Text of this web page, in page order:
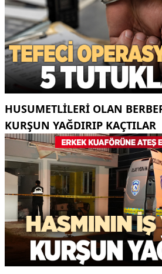
HUSUMETLILERI OLAN
KURŞUN YAĞDIRIP KAÇTILAR